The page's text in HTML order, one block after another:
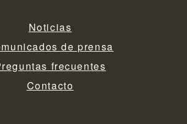
Noticias
de prensa
frecuentes
Contacto